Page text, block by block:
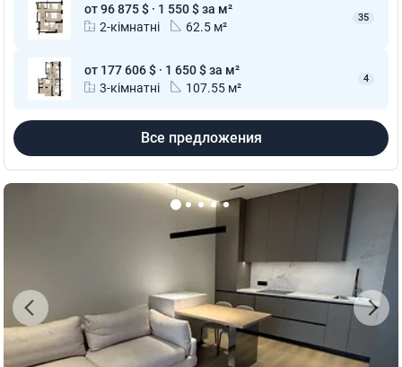
от 96 875 $ · 1 550 $ за м²
2-кімнатні
62.5 м²
35
от 177 606 $ · 1 650 $ за м²
3-кімнатні
107.55 м²
4
Все предложения